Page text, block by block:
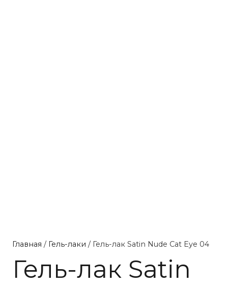
Главная / Гель-лаки / Гель-лак Satin Nude Cat Eye 04
Гель-лак Satin